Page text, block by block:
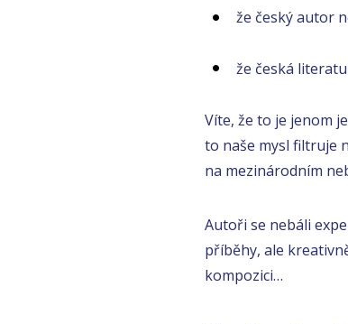
že český autor
že česká
Víte, že to je jenom
to naše mysl filtruje
na mezinárodním
Autoři se nebáli
příběhy, ale
kompozici…